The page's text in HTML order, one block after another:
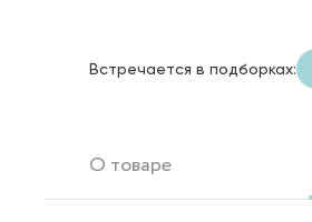
Встречается в подборках:
О товаре